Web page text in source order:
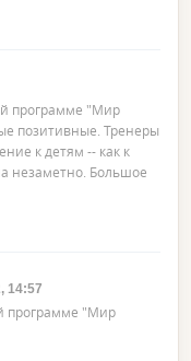
программе "Мир
позитивные. Тренеры
к детям -- как к
незаметно. Большое
14:57
программе "Мир